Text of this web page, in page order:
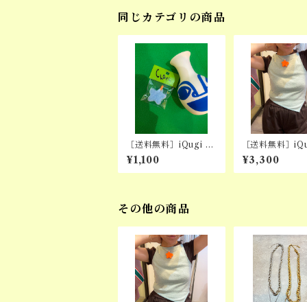
同じカテゴリの商品
［送料無料］iQugi 紅
: 星チャーム単品(※カ
スタム専用)
¥1,100
［送料無料］
: 星CHARM
R
¥3,300
その他の商品